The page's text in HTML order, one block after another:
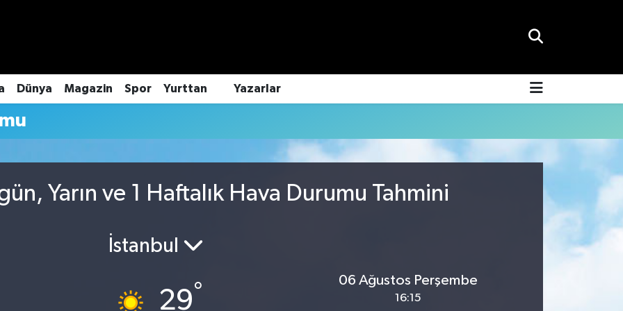
Dünya Magazin Spor Yurttan Yazarlar
Yarın ve 1 Haftalık Hava Durumu Tahmini
İstanbul
29°
06 Ağustos Perşembe
16:15